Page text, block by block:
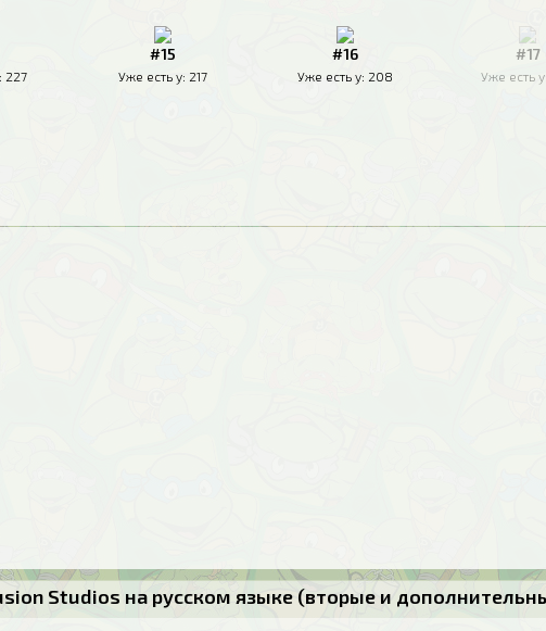
227
#15
Уже есть у: 217
#16
Уже есть у: 208
#17
Уже есть у:
Studios на русском языке (вторые и